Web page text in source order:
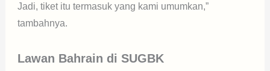
Jadi, tiket itu termasuk yang kami umumkan,”
tambahnya.
Lawan Bahrain di SUGBK